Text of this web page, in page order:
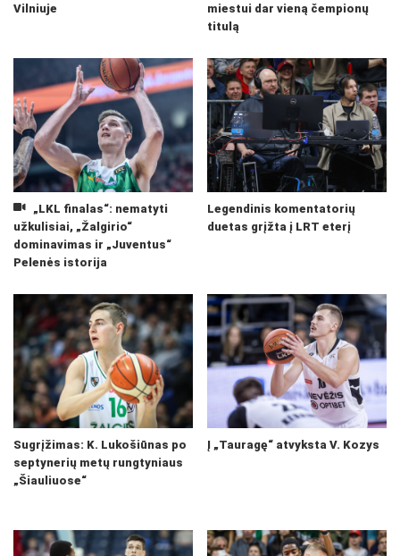
Vilniuje
miestui dar vieną čempionų
titulą
„LKL finalas“: nematyti
užkulisiai, „Žalgirio“
dominavimas ir „Juventus“
Pelenės istorija
Legendinis komentatorių
duetas grįžta į LRT eterį
Sugrįžimas: K. Lukošiūnas po
septynerių metų rungtyniaus
„Šiauliuose“
Į „Tauragę“ atvyksta V. Kozys